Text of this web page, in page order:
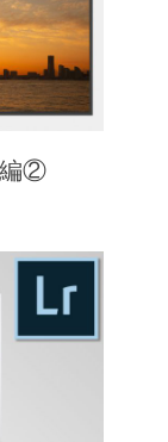
編②